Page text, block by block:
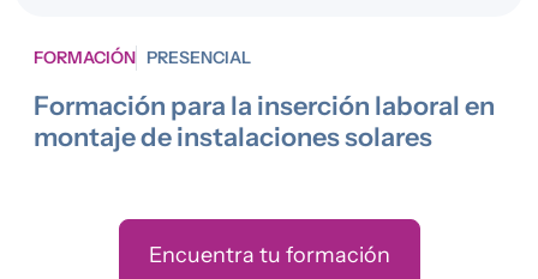
FORMACIÓN PRESENCIAL
Formación para la inserción laboral en
montaje de instalaciones solares
Encuentra tu formación